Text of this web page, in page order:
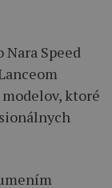
Speed
ktoré